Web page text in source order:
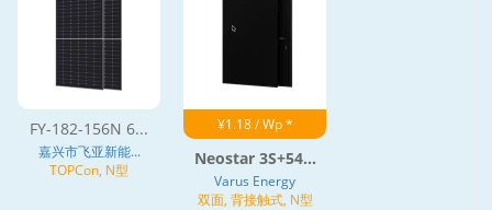
FY-182-156N 6...
嘉兴市飞亚新能...
TOPCon, N型
¥1.18 / Wp *
Neostar 3S+54...
Varus Energy
双面, 背接触式, N型